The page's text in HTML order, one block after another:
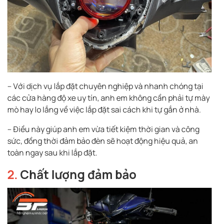
– Với dịch vụ lắp đặt chuyên nghiệp và nhanh chóng tại
các cửa hàng độ xe uy tín, anh em không cần phải tự mày
mò hay lo lắng về việc lắp đặt sai cách khi tự gắn ở nhà.
– Điều này giúp anh em vừa tiết kiệm thời gian và công
sức, đồng thời đảm bảo đèn sẽ hoạt động hiệu quả, an
toàn ngay sau khi lắp đặt.
2. Chất lượng đảm bảo